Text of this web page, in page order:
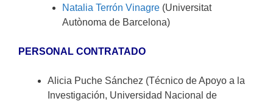
Natalia Terrón Vinagre (Universitat
Autònoma de Barcelona)
PERSONAL CONTRATADO
Alicia Puche Sánchez (Técnico de Apoyo a la
Investigación, Universidad Nacional de